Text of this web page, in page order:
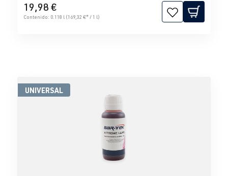
19,98 €
Contenido: 0.118 l (169,32 €* / 1 l)
UNIVERSAL